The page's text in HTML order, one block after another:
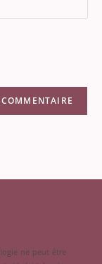
ne peut être